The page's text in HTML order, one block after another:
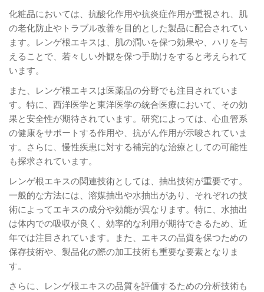
化粧品においては、抗酸化作用や抗炎症作用が重視され、肌
の老化防止やトラブル改善を目的とした製品に配合されてい
ます。レンゲ根エキスは、肌の潤いを保つ効果や、ハリを与
えることで、若々しい外観を保つ手助けをすると考えられて
います。
また、レンゲ根エキスは医薬品の分野でも注目されていま
す。特に、西洋医学と東洋医学の統合医療において、その効
果と安全性が期待されています。研究によっては、心血管系
の健康をサポートする作用や、抗がん作用が示唆されていま
す。さらに、慢性疾患に対する補完的な治療としての可能性
も探求されています。
レンゲ根エキスの関連技術としては、抽出技術が重要です。
一般的な方法には、溶媒抽出や水抽出があり、それぞれの技
術によってエキスの成分や効能が異なります。特に、水抽出
は体内での吸収が良く、効率的な利用が期待できるため、近
年では注目されています。また、エキスの品質を保つための
保存技術や、製品化の際の加工技術も重要な要素となりま
す。
さらに、レンゲ根エキスの品質を評価するための分析技術も